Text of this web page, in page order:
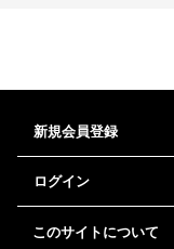
新規会員登録
ログイン
このサイトについて